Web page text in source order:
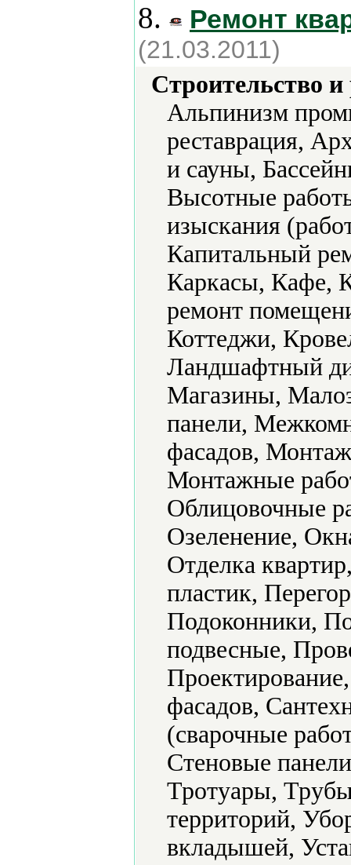
8. Ремонт
(21.03.2011)
Строительство
Альпинизм
реставрация,
и сауны,
Высотные
изыскания
Капитальный
Каркасы, Кафе,
ремонт
Коттеджи,
Ландшафтный
Магазины,
панели,
фасадов,
Монтажные
Облицовочные
Озеленение,
Отделка
пластик,
Подоконники,
подвесные,
фасадов,
(сварочные
Стеновые
Тротуары,
территорий,
вкладышей,